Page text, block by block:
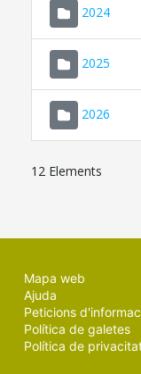
2024
2025
2026
12 Elements
Mapa web
Ajuda
Peticions
Política de galetes
Política de